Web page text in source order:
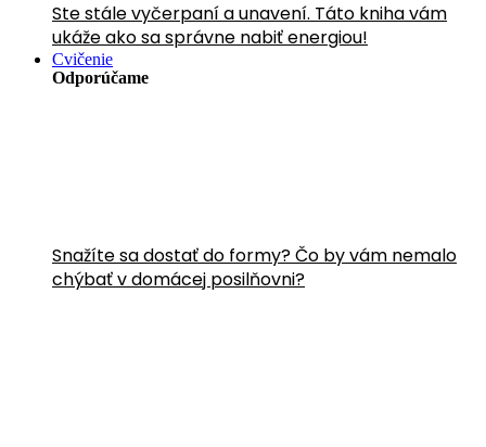
Ste stále vyčerpaní a unavení. Táto kniha vám
ukáže ako sa správne nabiť energiou!
Cvičenie
Odporúčame
Snažíte sa dostať do formy? Čo by vám nemalo
chýbať v domácej posilňovni?